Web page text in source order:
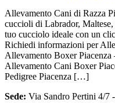
Allevamento Cani di Razza
cuccioli di Labrador,
tuo cucciolo ideale con un
Richiedi informazioni per
Allevamento Boxer
Allevamento Cani Boxer
Pedigree Piacenza […]
Sede: Via Sandro Pertini 4/7